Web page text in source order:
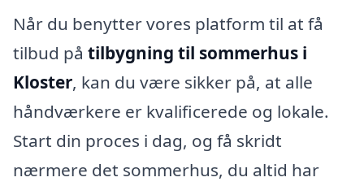
Når du benytter vores platform til at få
tilbud på tilbygning til sommerhus i
Kloster, kan du være sikker på, at alle
håndværkere er kvalificerede og lokale.
Start din proces i dag, og få skridt
nærmere det sommerhus, du altid har